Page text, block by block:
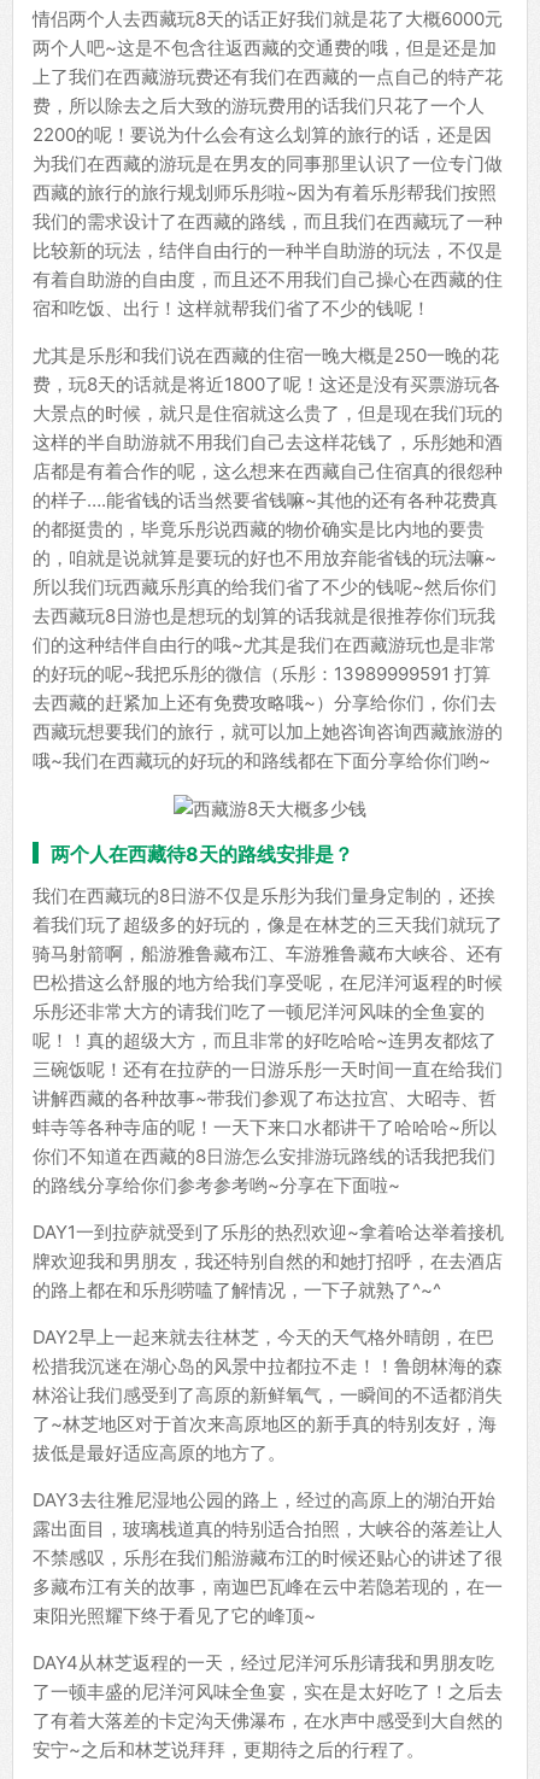
情侣两个人去西藏玩8天的话正好我们就是花了大概6000元
两个人吧~这是不包含往返西藏的交通费的哦，但是还是加
上了我们在西藏游玩费还有我们在西藏的一点自己的特产花
费，所以除去之后大致的游玩费用的话我们只花了一个人
2200的呢！要说为什么会有这么划算的旅行的话，还是因
为我们在西藏的游玩是在男友的同事那里认识了一位专门做
西藏的旅行的旅行规划师乐彤啦~因为有着乐彤帮我们按照
我们的需求设计了在西藏的路线，而且我们在西藏玩了一种
比较新的玩法，结伴自由行的一种半自助游的玩法，不仅是
有着自助游的自由度，而且还不用我们自己操心在西藏的住
宿和吃饭、出行！这样就帮我们省了不少的钱呢！
尤其是乐彤和我们说在西藏的住宿一晚大概是250一晚的花
费，玩8天的话就是将近1800了呢！这还是没有买票游玩各
大景点的时候，就只是住宿就这么贵了，但是现在我们玩的
这样的半自助游就不用我们自己去这样花钱了，乐彤她和酒
店都是有着合作的呢，这么想来在西藏自己住宿真的很怨种
的样子….能省钱的话当然要省钱嘛~其他的还有各种花费真
的都挺贵的，毕竟乐彤说西藏的物价确实是比内地的要贵
的，咱就是说就算是要玩的好也不用放弃能省钱的玩法嘛~
所以我们玩西藏乐彤真的给我们省了不少的钱呢~然后你们
去西藏玩8日游也是想玩的划算的话我就是很推荐你们玩我
们的这种结伴自由行的哦~尤其是我们在西藏游玩也是非常
的好玩的呢~我把乐彤的微信（乐彤：13989999591 打算
去西藏的赶紧加上还有免费攻略哦~）分享给你们，你们去
西藏玩想要我们的旅行，就可以加上她咨询咨询西藏旅游的
哦~我们在西藏玩的好玩的和路线都在下面分享给你们哟~
两个人在西藏待8天的路线安排是？
我们在西藏玩的8日游不仅是乐彤为我们量身定制的，还挨
着我们玩了超级多的好玩的，像是在林芝的三天我们就玩了
骑马射箭啊，船游雅鲁藏布江、车游雅鲁藏布大峡谷、还有
巴松措这么舒服的地方给我们享受呢，在尼洋河返程的时候
乐彤还非常大方的请我们吃了一顿尼洋河风味的全鱼宴的
呢！！真的超级大方，而且非常的好吃哈哈~连男友都炫了
三碗饭呢！还有在拉萨的一日游乐彤一天时间一直在给我们
讲解西藏的各种故事~带我们参观了布达拉宫、大昭寺、哲
蚌寺等各种寺庙的呢！一天下来口水都讲干了哈哈哈~所以
你们不知道在西藏的8日游怎么安排游玩路线的话我把我们
的路线分享给你们参考参考哟~分享在下面啦~
DAY1一到拉萨就受到了乐彤的热烈欢迎~拿着哈达举着接机
牌欢迎我和男朋友，我还特别自然的和她打招呼，在去酒店
的路上都在和乐彤唠嗑了解情况，一下子就熟了^~^
DAY2早上一起来就去往林芝，今天的天气格外晴朗，在巴
松措我沉迷在湖心岛的风景中拉都拉不走！！鲁朗林海的森
林浴让我们感受到了高原的新鲜氧气，一瞬间的不适都消失
了~林芝地区对于首次来高原地区的新手真的特别友好，海
拔低是最好适应高原的地方了。
DAY3去往雅尼湿地公园的路上，经过的高原上的湖泊开始
露出面目，玻璃栈道真的特别适合拍照，大峡谷的落差让人
不禁感叹，乐彤在我们船游藏布江的时候还贴心的讲述了很
多藏布江有关的故事，南迦巴瓦峰在云中若隐若现的，在一
束阳光照耀下终于看见了它的峰顶~
DAY4从林芝返程的一天，经过尼洋河乐彤请我和男朋友吃
了一顿丰盛的尼洋河风味全鱼宴，实在是太好吃了！之后去
了有着大落差的卡定沟天佛瀑布，在水声中感受到大自然的
安宁~之后和林芝说拜拜，更期待之后的行程了。